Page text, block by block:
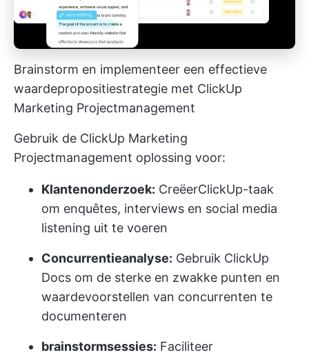
Brainstorm en implementeer een effectieve
waardepropositiestrategie met ClickUp
Marketing Projectmanagement
Gebruik de ClickUp Marketing
Projectmanagement oplossing voor:
Klantenonderzoek: CreëerClickUp-taak
om enquêtes, interviews en social media
listening uit te voeren
Concurrentieanalyse: Gebruik ClickUp
Docs om de sterke en zwakke punten en
waardevoorstellen van concurrenten te
documenteren
brainstormsessies: Faciliteer